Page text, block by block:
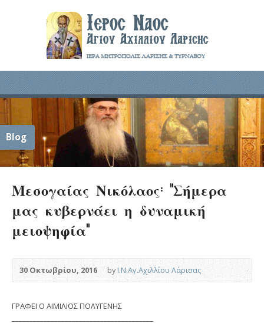
Blog
Μεσογαίας Νικόλαος: ”Σήμερα
μας κυβερνάει η δυναμική
μειοψηφία”
30 Οκτωβρίου, 2016 byΙ.Ν.Αγ.Αχιλλίου Λάρισας
ΓΡΑΦΕΙ Ο ΑΙΜΙΛΙΟΣ ΠΟΛΥΓΕΝΗΣ